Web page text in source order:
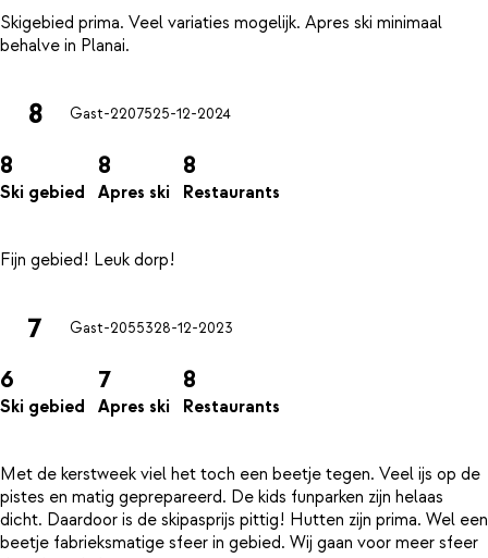
Skigebied prima. Veel variaties mogelijk. Apres ski minimaal
8 Gast-2207525-12-2024
8
Ski gebied
8
Apres ski
8
Restaurants
7 Gast-2055328-12-2023
6
Ski gebied
7
Apres ski
8
Restaurants
Met de kerstweek viel het toch een beetje tegen. Veel ijs op de
pistes en matig geprepareerd. De kids funparken zijn helaas
dicht. Daardoor is de skipasprijs pittig! Hutten zijn prima. Wel een
beetje fabrieksmatige sfeer in gebied. Wij gaan voor meer sfeer